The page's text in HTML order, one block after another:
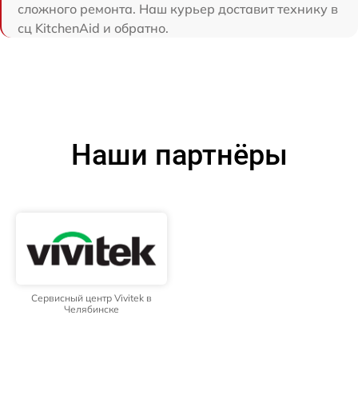
сложного ремонта. Наш курьер доставит технику в
сц KitchenAid и обратно.
Наши партнёры
Сервисный центр Vivitek в
Челябинске